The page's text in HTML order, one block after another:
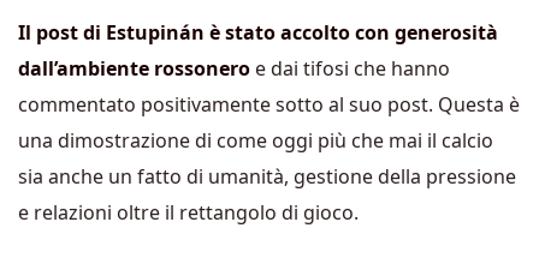
Il post di Estupinán è stato accolto con generosità
dall’ambiente rossonero e dai tifosi che hanno
commentato positivamente sotto al suo post. Questa è
una dimostrazione di come oggi più che mai il calcio
sia anche un fatto di umanità, gestione della pressione
e relazioni oltre il rettangolo di gioco.